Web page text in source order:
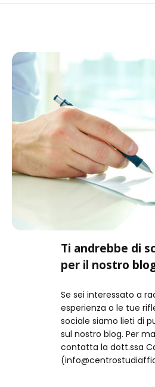
Ti andrebbe di
per il nostro
Se sei interessato a
esperienza o le tue
sociale siamo lieti di
sul nostro blog. Per
contatta la dott.ssa